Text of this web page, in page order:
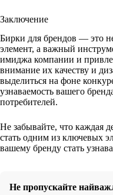
Заключение
Бирки для брендов — это
элемент, а важный
имиджа компании и
внимание их качеству и
выделиться на фоне
узнаваемость вашего
потребителей.
Не забывайте, что каждая
стать одним из ключевых
вашему бренду стать
Не пропускайте